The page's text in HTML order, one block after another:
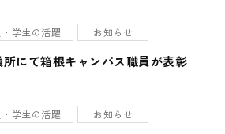
学生の活躍 お知らせ
にて箱根キャンパス職員が表彰
学生の活躍 お知らせ